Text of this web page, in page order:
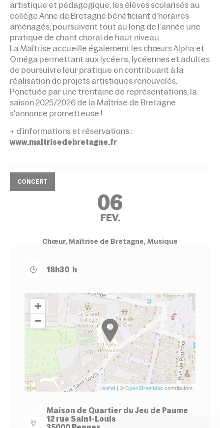
artistique et pédagogique, les élèves scolarisés au
collège Anne de Bretagne bénéficiant d’horaires
aménagés, poursuivent tout au long de l’année une
pratique de chant choral de haut niveau.
La Maîtrise accueille également les chœurs Alpha et
Oméga permettant aux lycéens, lycéennes et adultes
de poursuivre leur pratique en contribuant à la
réalisation de projets artistiques renouvelés.
Ponctuée par une trentaine de représentations, la
saison 2025/2026 de la Maîtrise de Bretagne
s’annonce prometteuse !
+ d’informations et réservations :
www.maitrisedebretagne.fr
CONCERT
06
FEV.
Chœur, Maîtrise de Bretagne, Musique
18h30 h
+
−
Leaflet | ©OpenStreetMapcontributors
Maison de Quartier du Jeu de Paume
12 rue Saint-Louis